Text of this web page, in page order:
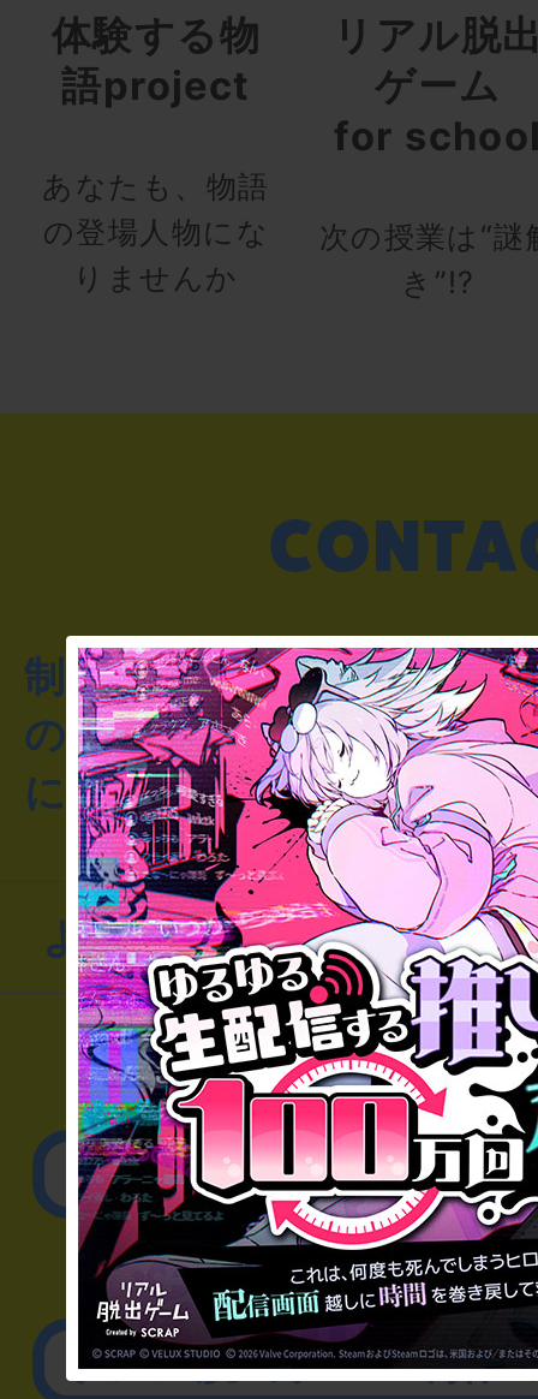
体験する物
語project
あなたも、物語
の登場人物にな
りませんか
リアル脱
ゲーム
for
次の授業は“謎
き”!?
制作のご相談・コラボレ
のお客様からのご質問や
にお問い合わせください
よくあるお問い合わせ
▼一般のお客様
公演内容、チケット
▼企業／法人の方
リアル脱出ゲーム制作